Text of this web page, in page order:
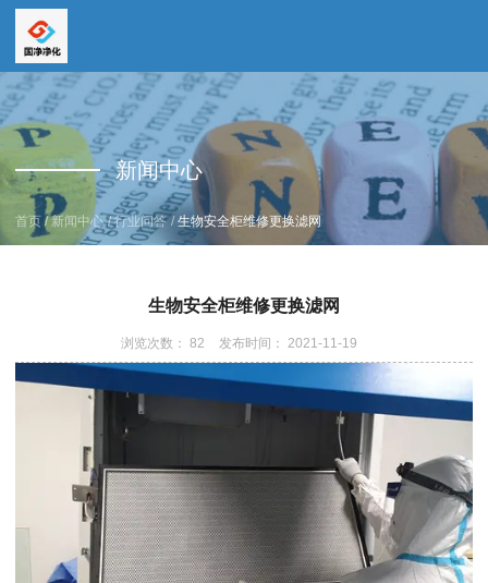
全国服务热线
19157616862
全国服务热线
15669159195新闻中心
首页 /新闻中心 /行业问答 / 生物安全柜维修更换滤网
生物安全柜维修更换滤网
浏览次数： 82 发布时间： 2021-11-19